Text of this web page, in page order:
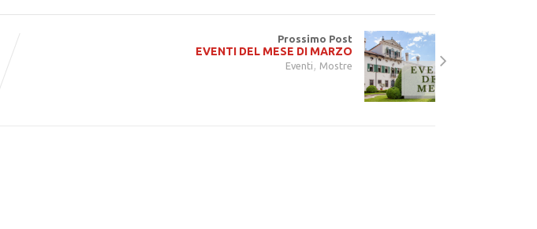
Prossimo Post
EVENTI DEL MESE DI MARZO
Eventi , Mostre